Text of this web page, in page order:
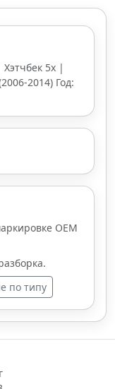
5х |
2014) Год:
OEM
по типу